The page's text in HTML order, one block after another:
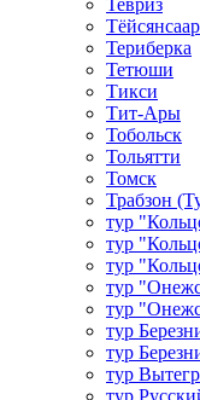
Тевриз
Териберка
Тетюши
Тикси
Тит-Ары
Тобольск
Тольятти
Томск
Трабзон
тур
тур
тур
тур
тур
тур
тур
тур
тур